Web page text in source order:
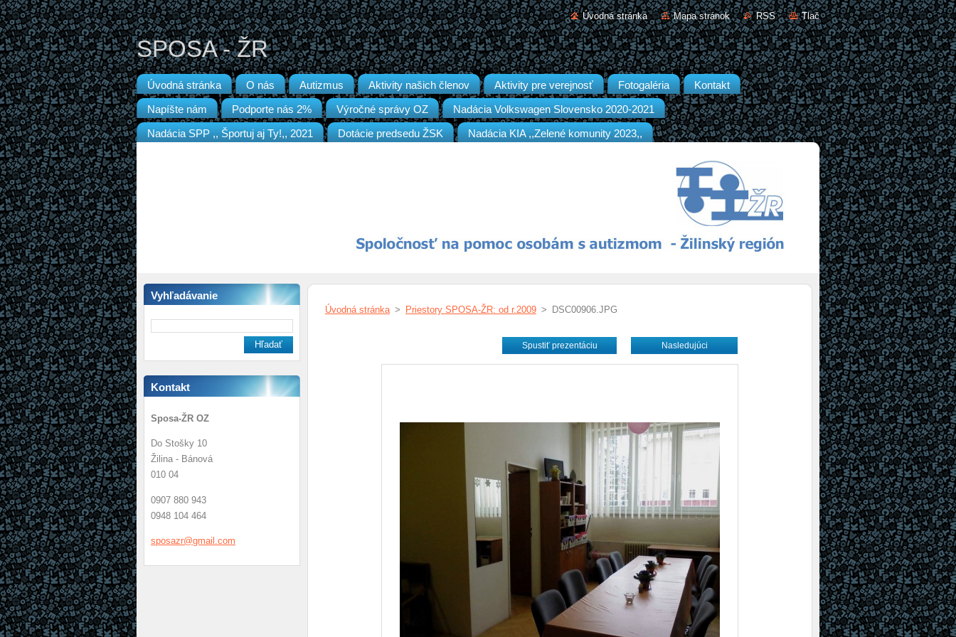
Úvodná stránka Mapa stránok RSS Tlač
SPOSA - ŽR
Úvodná stránka O nás Autizmus Aktivity našich členov Aktivity pre verejnosť Fotogaléria Kontakt
Napíšte nám Podporte nás 2% Výročné správy OZ Nadácia Volkswagen Slovensko 2020-2021
Nadácia SPP ,, Športuj aj Ty!,, 2021 Dotácie predsedu ŽSK Nadácia KIA ,,Zelené komunity 2023,,
Vyhľadávanie
Kontakt
Sposa-ŽR OZ
Do Stošky 10
Žilina - Bánová
010 04
0907 880 943
0948 104 464
sposazr@gmail.com
Úvodná stránka > Priestory SPOSA-ŽR: od r.2009 > DSC00906.JPG
Spustiť prezentáciu Nasledujúci